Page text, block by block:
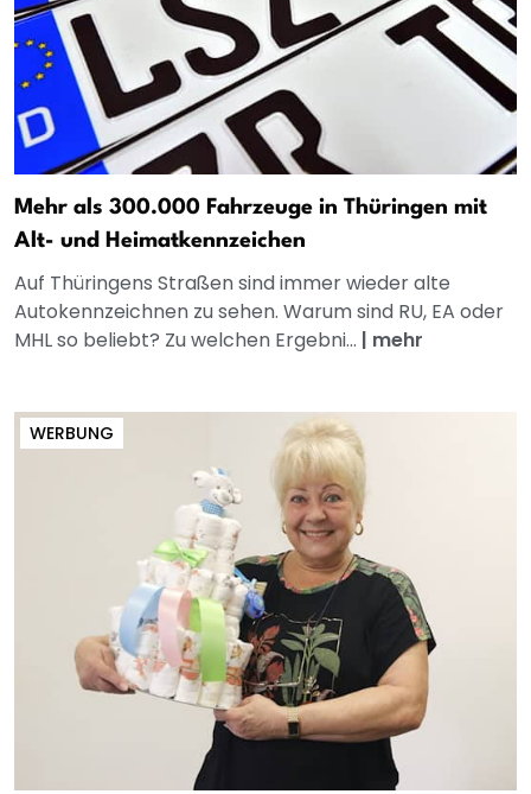
Mehr als 300.000 Fahrzeuge in Thüringen mit
Alt- und Heimatkennzeichen
Auf Thüringens Straßen sind immer wieder alte
Autokennzeichnen zu sehen. Warum sind RU, EA oder
MHL so beliebt? Zu welchen Ergebni... | mehr
WERBUNG